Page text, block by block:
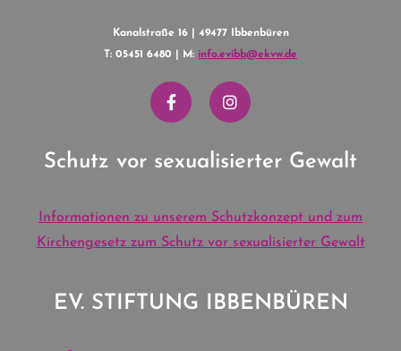
Kanalstraße 16 | 49477 Ibbenbüren
T: 05451 6480 | M: info.evibb@ekvw.de
Schutz vor sexualisierter Gewalt
Informationen zu unserem Schutzkonzept und zum
Kirchengesetz zum Schutz vor sexualisierter Gewalt
EV. STIFTUNG IBBENBÜREN